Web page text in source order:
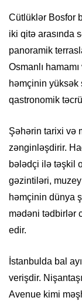
Cütlüklər Bosfor
iki qitə arasında
panoramik
Osmanlı
həmçinin
qastronomik
Şəhərin tarixi və
zənginləşdirir.
bələdçi ilə təşkil
gəzintiləri,
həmçinin dünya
mədəni tədbirlər
edir.
İstanbulda bal
verişdir.
Avenue kimi